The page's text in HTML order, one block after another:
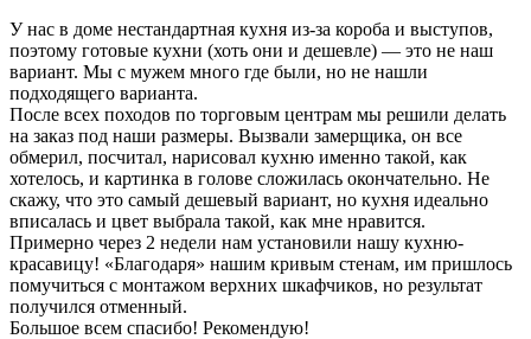
У нас в доме нестандартная кухня из-за короба и выступов,
поэтому готовые кухни (хоть они и дешевле) — это не наш
вариант. Мы с мужем много где были, но не нашли
подходящего варианта.
После всех походов по торговым центрам мы решили делать
на заказ под наши размеры. Вызвали замерщика, он все
обмерил, посчитал, нарисовал кухню именно такой, как
хотелось, и картинка в голове сложилась окончательно. Не
скажу, что это самый дешевый вариант, но кухня идеально
вписалась и цвет выбрала такой, как мне нравится.
Примерно через 2 недели нам установили нашу кухню-
красавицу! «Благодаря» нашим кривым стенам, им пришлось
помучиться с монтажом верхних шкафчиков, но результат
получился отменный.
Большое всем спасибо! Рекомендую!